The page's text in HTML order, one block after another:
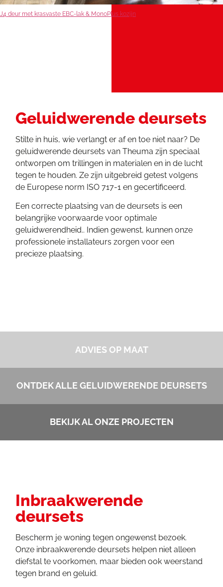
Geluidwerende deursets
Stilte in huis, wie verlangt er af en toe niet naar? De
geluidwerende deursets van Theuma zijn speciaal
ontworpen om trillingen in materialen en in de lucht
tegen te houden. Ze zijn uitgebreid getest volgens
de Europese norm ISO 717-1 en gecertificeerd.
Een correcte plaatsing van de deursets is een
belangrijke voorwaarde voor optimale
geluidwerendheid.. Indien gewenst, kunnen onze
professionele installateurs zorgen voor een
precieze plaatsing.
J4 deur met krasvaste EBC-lak & MonoPlus kozijn
ADVIES OP MAAT
ONTDEK ALLE GELUIDWERENDE DEURSETS
BEKIJK AL ONZE PROJECTEN
Inbraakwerende
deursets
Bescherm je woning tegen ongewenst bezoek.
Onze inbraakwerende deursets helpen niet alleen
diefstal te voorkomen, maar bieden ook weerstand
tegen brand en geluid.